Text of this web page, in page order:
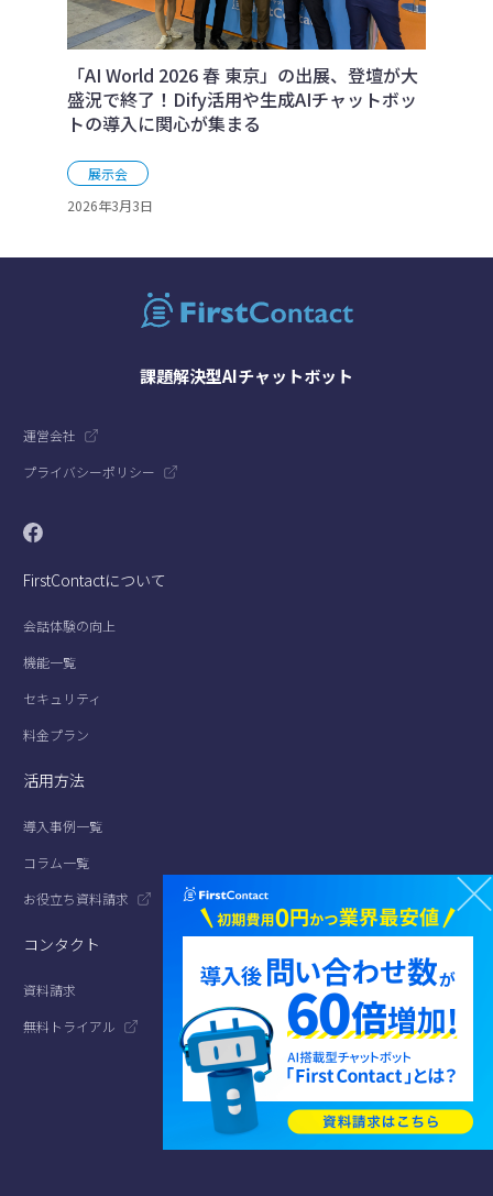
「AI World 2026 春 東京」の出展、登壇が大
盛況で終了！Dify活用や生成AIチャットボッ
トの導入に関心が集まる
展示会
2026年3月3日
課題解決型AIチャットボット
運営会社
プライバシーポリシー
FirstContactについて
会話体験の向上
機能一覧
セキュリティ
料金プラン
活用方法
導入事例一覧
コラム一覧
お役立ち資料請求
コンタクト
資料請求
無料トライアル